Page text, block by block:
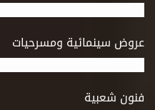
عروض سينمائية ومسرحيات
فنون شعبية